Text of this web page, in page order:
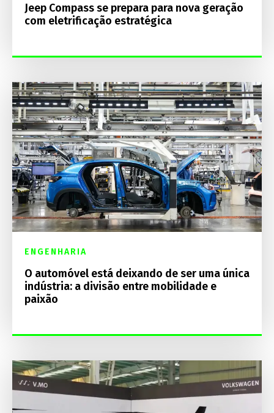
Jeep Compass se prepara para nova geração
com eletrificação estratégica
ENGENHARIA
O automóvel está deixando de ser uma única
indústria: a divisão entre mobilidade e
paixão